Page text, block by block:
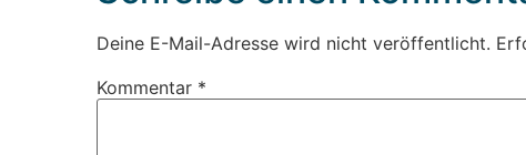
Deine E-Mail-Adresse wird nicht veröffentlicht.
Kommentar *